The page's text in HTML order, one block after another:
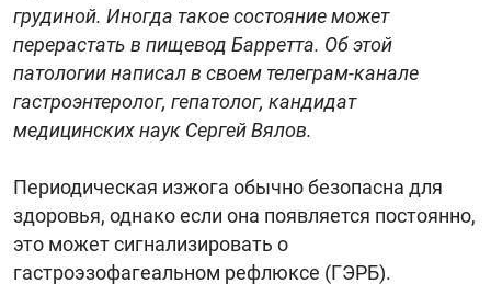
грудиной. Иногда такое состояние может
перерастать в пищевод Барретта. Об этой
патологии написал в своем телеграм-канале
гастроэнтеролог, гепатолог, кандидат
медицинских наук Сергей Вялов.
Периодическая изжога обычно безопасна для
здоровья, однако если она появляется постоянно,
это может сигнализировать о
гастроэзофагеальном рефлюксе (ГЭРБ).